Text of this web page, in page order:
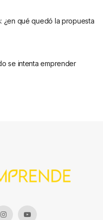
¿en qué quedó la propuesta
se intenta emprender